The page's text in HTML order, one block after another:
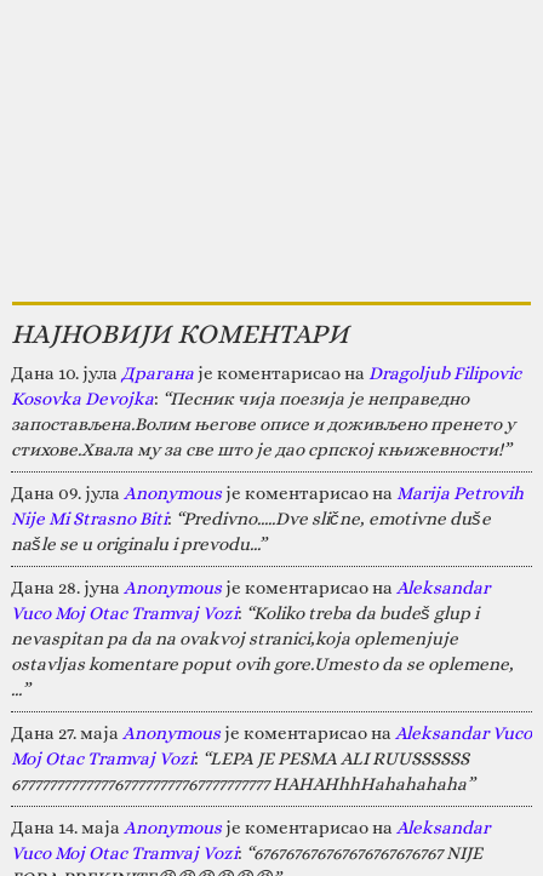
НАЈНОВИЈИ КОМЕНТАРИ
Дана 10. јула Драганаје коментарисао на Dragoljub Filipovic
Kosovka Devojka: “Песник чија поезија је неправедно
запостављена.Волим његове описе и доживљено пренето у
стихове.Хвала му за све што је дао српској књижевности!”
Дана 09. јула Anonymousје коментарисао на Marija Petrovih
Nije Mi Strasno Biti: “Predivno.....Dve slične, emotivne duše
našle se u originalu i prevodu...”
Дана 28. јуна Anonymousје коментарисао на Aleksandar
Vuco Moj Otac Tramvaj Vozi: “Koliko treba da budeš glup i
nevaspitan pa da na ovakvoj stranici,koja oplemenjuje
ostavljas komentare poput ovih gore.Umesto da se oplemene,
…”
Дана 27. маја Anonymousје коментарисао на Aleksandar Vuco
Moj Otac Tramvaj Vozi: “LEPA JE PESMA ALI RUUSSSSSS
67777777777777677777777767777777777 HAHAHhhHahahahaha”
Дана 14. маја Anonymousје коментарисао на Aleksandar
Vuco Moj Otac Tramvaj Vozi: “676767676767676767676767 NIJE